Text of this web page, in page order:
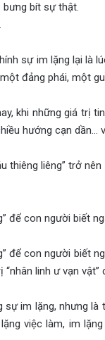
bít sự thật.
sự im lặng lại là
đảng phái, một
khi những giá trị
hướng cạn dần…
thiêng liêng” trở
để con người biết
để con người biết
linh ư vạn vật”
im lặng, nhưng là
việc làm, im